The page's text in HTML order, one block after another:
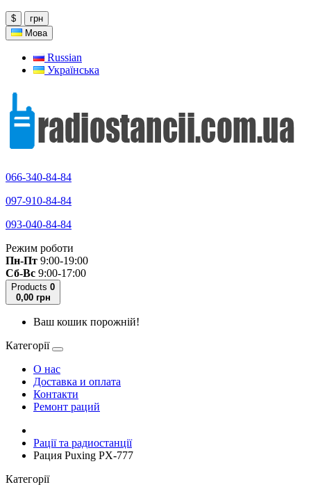
$
грн
Мова
Russian
Українська
066-340-84-84
097-910-84-84
093-040-84-84
Режим роботи
Пн-Пт 9:00-19:00
Сб-Вс 9:00-17:00
Products 0
0,00 грн
Ваш кошик порожній!
Категорії
О нас
Доставка и оплата
Контакти
Ремонт раций
Рації та радиостанції
Рация Puxing PX-777
Категорії